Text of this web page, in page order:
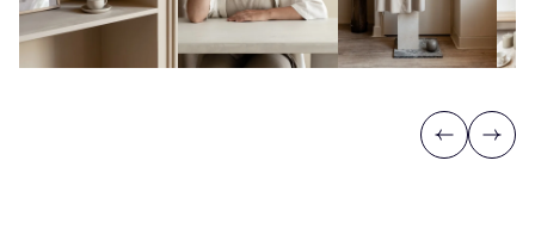
Previous
Next